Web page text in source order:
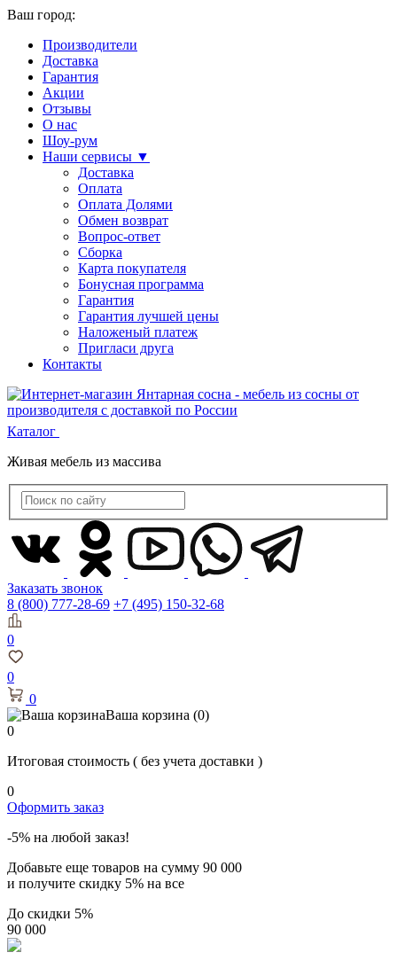
Ваш город:
Производители
Доставка
Гарантия
Акции
Отзывы
О нас
Шоу-рум
Наши сервисы ▼
Доставка
Оплата
Оплата Долями
Обмен возврат
Вопрос-ответ
Сборка
Карта покупателя
Бонусная программа
Гарантия
Гарантия лучшей цены
Наложеный платеж
Пригласи друга
Контакты
Каталог
Живая мебель из массива
Заказать звонок
8 (800) 777-28-69 +7 (495) 150-32-68
0
0
0
Ваша корзина (0)
0
Итоговая стоимость ( без учета доставки )
0
Оформить заказ
-5% на любой заказ!
Добавьте еще товаров на сумму 90 000
и получите скидку 5% на все
До скидки 5%
90 000